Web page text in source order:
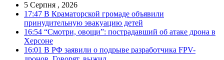
5 Серпня , 2026
17:47 В Краматорской громаде объявили
принудительную эвакуацию детей
16:54 “Смотри, овощи”: пострадавший об атаке дрона в
Херсоне
16:01 В РФ заявили о подрыве разработчика FPV-